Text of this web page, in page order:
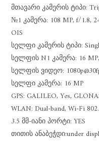
მთავარი კამერის ტიპი:
№1 კამერა: 108 MP, f/1.8,
OIS
სელფი კამერის ტიპი:
სელფის N1 კამერა: 16
სელფის ვიდეო:
სელფი კამერა: 16 MP
GPS: GALILEO, Yes,
WLAN: Dual-band, Wi-Fi
3.5 მმ-იანი პორტი: YES
თითის ანაბეჭდი:under